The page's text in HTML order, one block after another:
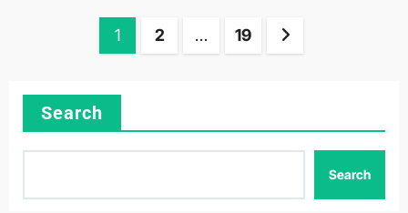
1 2 … 19
Search
Search